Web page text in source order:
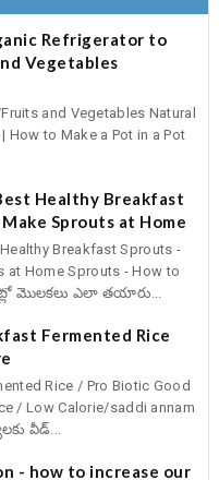
Refrigerator to
Vegetables
and Vegetables Natural
to Make a Pot in a Pot
Healthy Breakfast
Sprouts at Home
Breakfast Sprouts -
at Home Sprouts - How to
మొలకలు ఎలా తయారు...
Fermented Rice
Rice / Pro Biotic Good
/ Low Calorie/saddi annam
వీడ్...
- how to increase our